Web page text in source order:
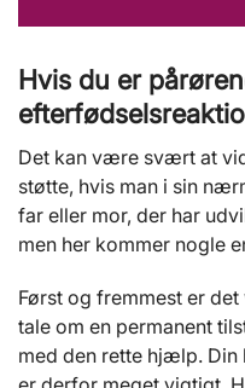
Hvis du er
Det kan være svært at
støtte, hvis man i sin
far eller mor, der har
men her kommer nogle
Først og fremmest er
tale om en permanent
med den rette hjælp.